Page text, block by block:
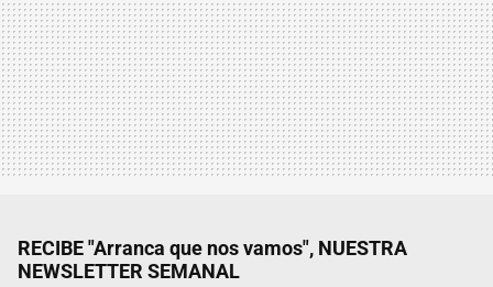
RECIBE "Arranca que nos vamos", NUESTRA
NEWSLETTER SEMANAL